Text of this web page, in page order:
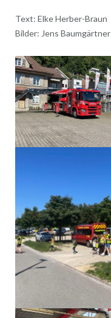
Text: Elke Herber-Braun
Bilder: Jens Baumgärtner